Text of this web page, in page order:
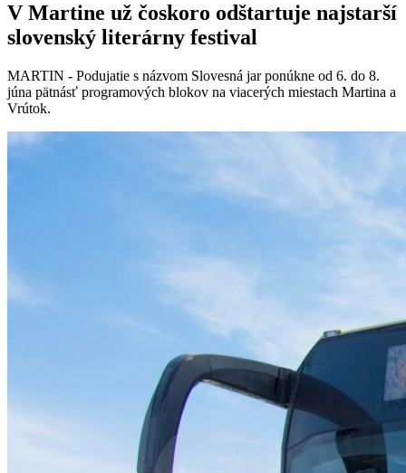
V Martine už čoskoro odštartuje najstarší
slovenský literárny festival
MARTIN - Podujatie s názvom Slovesná jar ponúkne od 6. do 8.
júna pätnásť programových blokov na viacerých miestach Martina a
Vrútok.